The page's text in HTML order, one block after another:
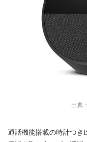
出典：
通話機能搭載の時計つき